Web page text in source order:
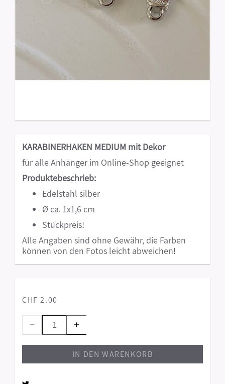
KARABINERHAKEN MEDIUM mit Dekor
für alle Anhänger im Online-Shop geeignet
Produktebeschrieb:
Edelstahl silber
Ø ca. 1x1,6 cm
Stückpreis!
Alle Angaben sind ohne Gewähr, die Farben
können von den Fotos leicht abweichen!
CHF 2.00
IN DEN WARENKORB